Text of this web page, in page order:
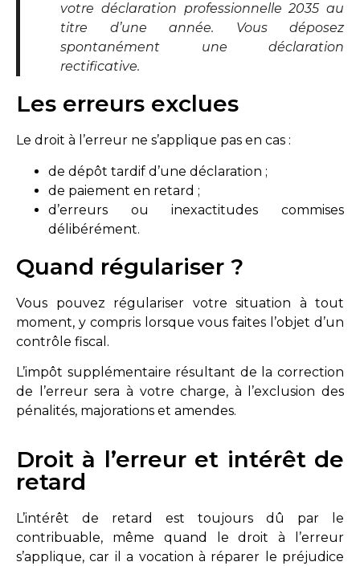
votre déclaration professionnelle 2035 au
titre d’une année. Vous déposez
spontanément une déclaration
rectificative.
Les erreurs exclues
Le droit à l’erreur ne s’applique pas en cas :
de dépôt tardif d’une déclaration ;
de paiement en retard ;
d’erreurs ou inexactitudes commises
délibérément.
Quand régulariser ?
Vous pouvez régulariser votre situation à tout
moment, y compris lorsque vous faites l’objet d’un
contrôle fiscal.
L’impôt supplémentaire résultant de la correction
de l’erreur sera à votre charge, à l’exclusion des
pénalités, majorations et amendes.
Droit à l’erreur et intérêt de
retard
L’intérêt de retard est toujours dû par le
contribuable, même quand le droit à l’erreur
s’applique, car il a vocation à réparer le préjudice